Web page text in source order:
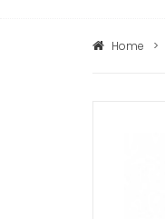
Home >